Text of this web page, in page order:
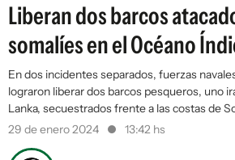
Liberan dos barcos
somalíes en el Océano
En dos incidentes separados, fuerzas
lograron liberar dos barcos pesqueros, uno
Lanka, secuestrados frente a las costas de
29 de enero 2024
13:42 hs